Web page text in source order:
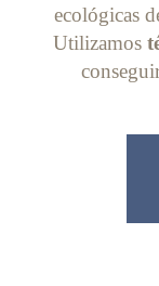
ecológicas
Utilizamos